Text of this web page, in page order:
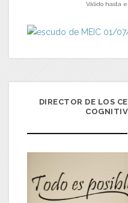
Válido hasta
DIRECTOR DE LOS